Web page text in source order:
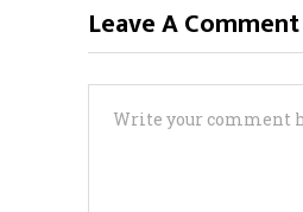
Leave A Comment